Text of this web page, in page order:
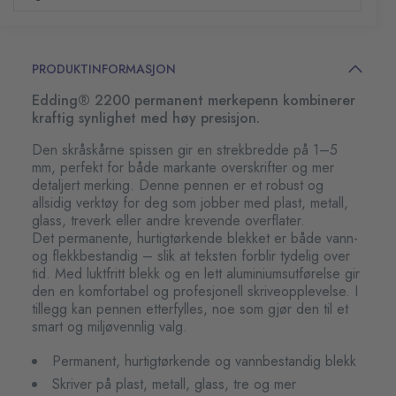
PRODUKTINFORMASJON
Edding® 2200 permanent merkepenn kombinerer
kraftig synlighet med høy presisjon.
Den skråskårne spissen gir en strekbredde på 1–5
mm, perfekt for både markante overskrifter og mer
detaljert merking. Denne pennen er et robust og
allsidig verktøy for deg som jobber med plast, metall,
glass, treverk eller andre krevende overflater.
Det permanente, hurtigtørkende blekket er både vann-
og flekkbestandig – slik at teksten forblir tydelig over
tid. Med luktfritt blekk og en lett aluminiumsutførelse gir
den en komfortabel og profesjonell skriveopplevelse. I
tillegg kan pennen etterfylles, noe som gjør den til et
smart og miljøvennlig valg.
Permanent, hurtigtørkende og vannbestandig blekk
Skriver på plast, metall, glass, tre og mer